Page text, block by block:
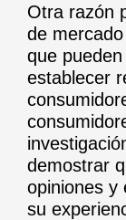
Otra razón
de
que
establecer
demostrar
opiniones y
su